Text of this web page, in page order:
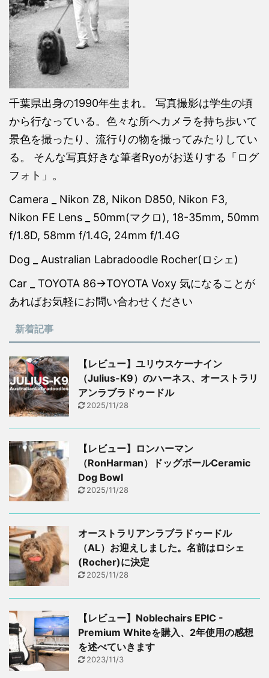
千葉県出身の1990年生まれ。 写真撮影は学生の頃
から行なっている。色々な所へカメラを持ち歩いて
景色を撮ったり、流行りの物を撮ってみたりしてい
る。 そんな写真好きな筆者Ryoがお送りする「ログ
フォト」。
Camera _ Nikon Z8, Nikon D850, Nikon F3,
Nikon FE Lens _ 50mm(マクロ), 18-35mm, 50mm
f/1.8D, 58mm f/1.4G, 24mm f/1.4G
Dog _ Australian Labradoodle Rocher(ロシェ)
Car _ TOYOTA 86→TOYOTA Voxy 気になることが
あればお気軽にお問い合わせください
新着記事
【レビュー】ユリウスケーナイン
（Julius-K9）のハーネス、オーストラリ
アンラブラドゥードル
2025/11/28
【レビュー】ロンハーマン
（RonHarman）ドッグボールCeramic
Dog Bowl
2025/11/28
オーストラリアンラブラドゥードル
（AL）お迎えしました。名前はロシェ
(Rocher)に決定
2025/11/28
【レビュー】Noblechairs EPIC -
Premium Whiteを購入、2年使用の感想
を述べていきます
2023/11/3